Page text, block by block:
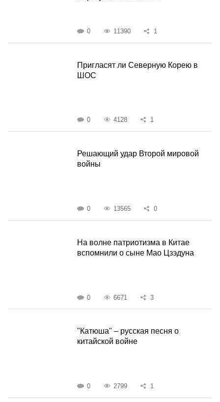
0 11390 1
Пригласят ли Северную Корею в
ШОС
0 4128 1
Решающий удар Второй мировой
войны
0 13565 0
На волне патриотизма в Китае
вспомнили о сыне Мао Цзэдуна
0 6671 3
"Катюша" – русская песня о
китайской войне
0 2799 1